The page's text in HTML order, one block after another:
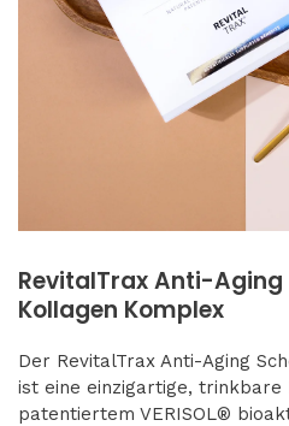
RevitalTrax Anti-Aging
Kollagen Komplex
Der RevitalTrax Anti-Aging
ist eine einzigartige, trinkbare
patentiertem VERISOL®